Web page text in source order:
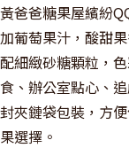
黃爸爸糖果屋繽紛
加葡萄果汁，酸甜
配細緻砂糖顆粒，
食、辦公室點心、
封夾鏈袋包裝，方
果選擇。